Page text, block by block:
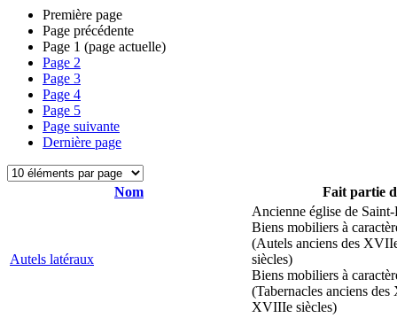
Première page
Page précédente
Page 1 (page actuelle)
Page 2
Page 3
Page 4
Page 5
Page suivante
Dernière page
Nom Fait partie
Autels latéraux
Ancienne église de Saint-
Biens mobiliers à
(Autels anciens des
siècles)
Biens mobiliers à
(Tabernacles anciens
XVIIIe siècles)